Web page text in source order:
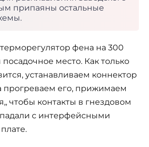
припаяны остальные
фена на 300
посадочное место. Как только
устанавливаем коннектор
прогреваем его, прижимаем
чтобы контакты в гнездовом
с интерфейсными